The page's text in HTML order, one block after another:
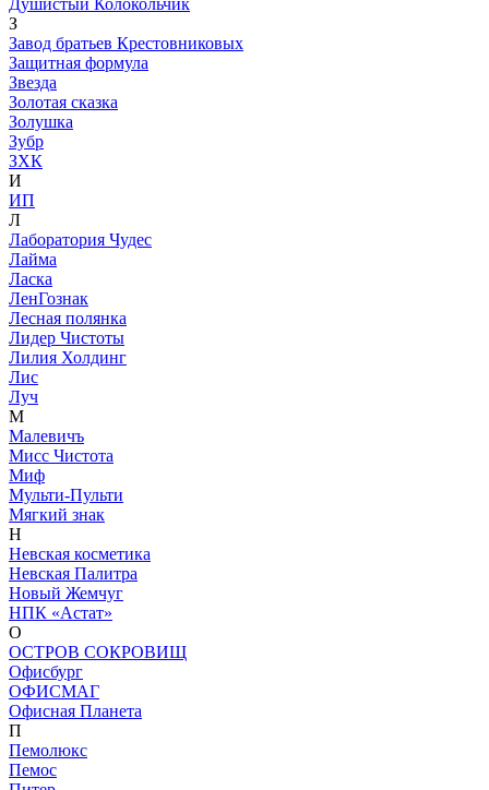
Душистый Колокольчик
З
Завод братьев Крестовниковых
Защитная формула
Звезда
Золотая сказка
Золушка
Зубр
ЗХК
И
ИП
Л
Лаборатория Чудес
Лайма
Ласка
ЛенГознак
Лесная полянка
Лидер Чистоты
Лилия Холдинг
Лис
Луч
М
Малевичъ
Мисс Чистота
Миф
Мульти-Пульти
Мягкий знак
Н
Невская косметика
Невская Палитра
Новый Жемчуг
НПК «Астат»
О
ОСТРОВ СОКРОВИЩ
Офисбург
ОФИСМАГ
Офисная Планета
П
Пемолюкс
Пемос